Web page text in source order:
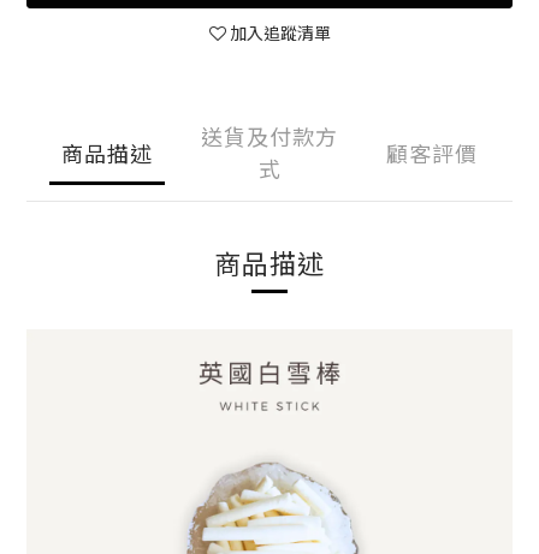
加入追蹤清單
商品描述
送貨及付款方
式
顧客評價
商品描述